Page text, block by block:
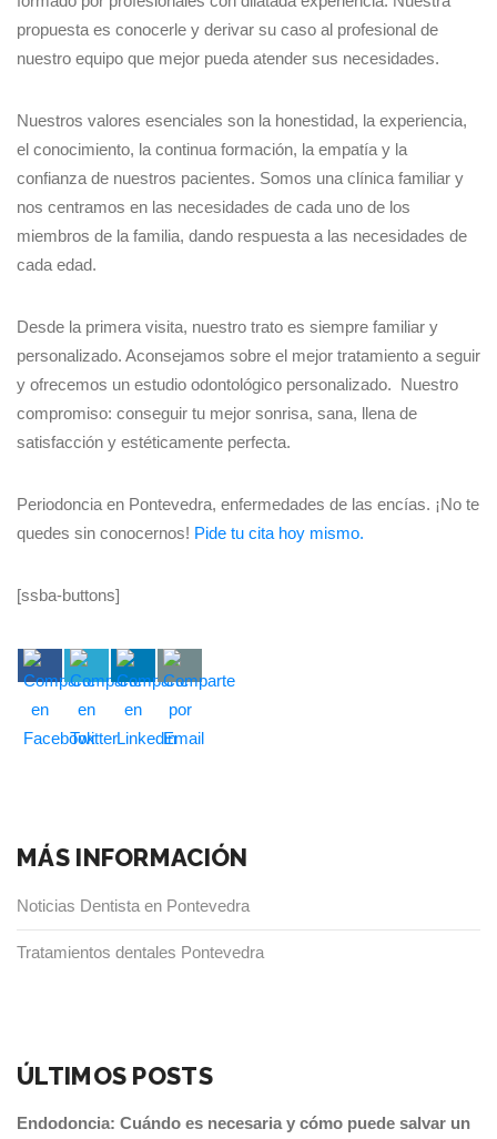
propuesta es conocerle y derivar su caso al profesional de
nuestro equipo que mejor pueda atender sus necesidades.
Nuestros valores esenciales son la honestidad, la experiencia,
el conocimiento, la continua formación, la empatía y la
confianza de nuestros pacientes. Somos una clínica familiar y
nos centramos en las necesidades de cada uno de los
miembros de la familia, dando respuesta a las necesidades de
cada edad.
Desde la primera visita, nuestro trato es siempre familiar y
personalizado. Aconsejamos sobre el mejor tratamiento a seguir
y ofrecemos un estudio odontológico personalizado. Nuestro
compromiso: conseguir tu mejor sonrisa, sana, llena de
satisfacción y estéticamente perfecta.
Periodoncia en Pontevedra, enfermedades de las encías. ¡No te
quedes sin conocernos! Pide tu cita hoy mismo.
[ssba-buttons]
MÁS INFORMACIÓN
Noticias Dentista en Pontevedra
Tratamientos dentales Pontevedra
ÚLTIMOS POSTS
Endodoncia: Cuándo es necesaria y cómo puede salvar un